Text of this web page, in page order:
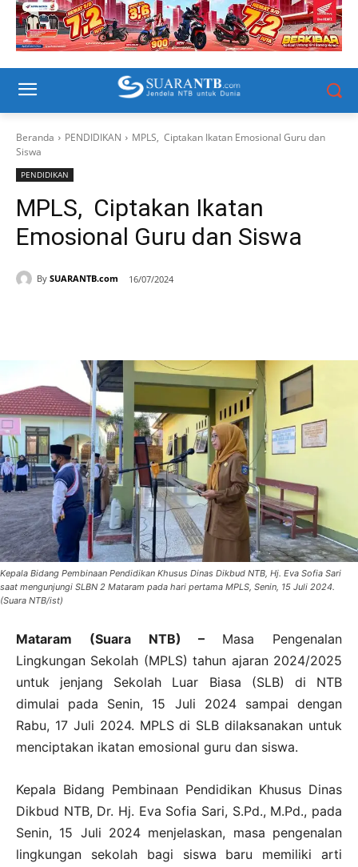
Beranda PENDIDIKAN
MPLS, Ciptakan Ikatan Emosional Guru dan
Siswa
PENDIDIKAN
MPLS, Ciptakan Ikatan
Emosional Guru dan Siswa
By SUARANTB.com 16/07/2024
Kepala Bidang Pembinaan Pendidikan Khusus Dinas Dikbud NTB, Hj. Eva Sofia Sari
saat mengunjungi SLBN 2 Mataram pada hari pertama MPLS, Senin, 15 Juli 2024.
(Suara NTB/ist)
Mataram (Suara NTB) – Masa Pengenalan
Lingkungan Sekolah (MPLS) tahun ajaran 2024/2025
untuk jenjang Sekolah Luar Biasa (SLB) di NTB
dimulai pada Senin, 15 Juli 2024 sampai dengan
Rabu, 17 Juli 2024. MPLS di SLB dilaksanakan untuk
menciptakan ikatan emosional guru dan siswa.
Kepala Bidang Pembinaan Pendidikan Khusus Dinas
Dikbud NTB, Dr. Hj. Eva Sofia Sari, S.Pd., M.Pd., pada
Senin, 15 Juli 2024 menjelaskan, masa pengenalan
lingkungan sekolah bagi siswa baru memiliki arti